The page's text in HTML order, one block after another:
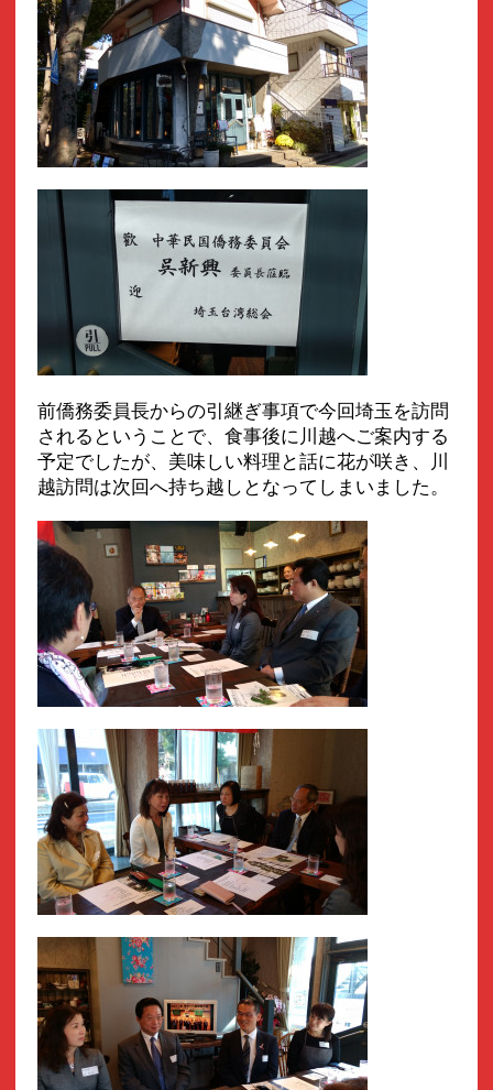
前僑務委員長からの引継ぎ事項で今回埼玉を訪問
されるということで、食事後に川越へご案内する
予定でしたが、美味しい料理と話に花が咲き、川
越訪問は次回へ持ち越しとなってしまいました。